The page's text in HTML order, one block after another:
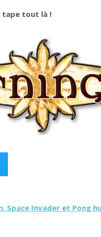
tape tout là !
Space Invader et Pong